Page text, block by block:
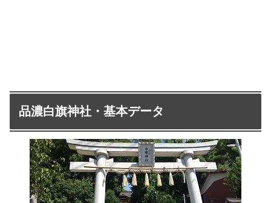
品濃白旗神社・基本データ